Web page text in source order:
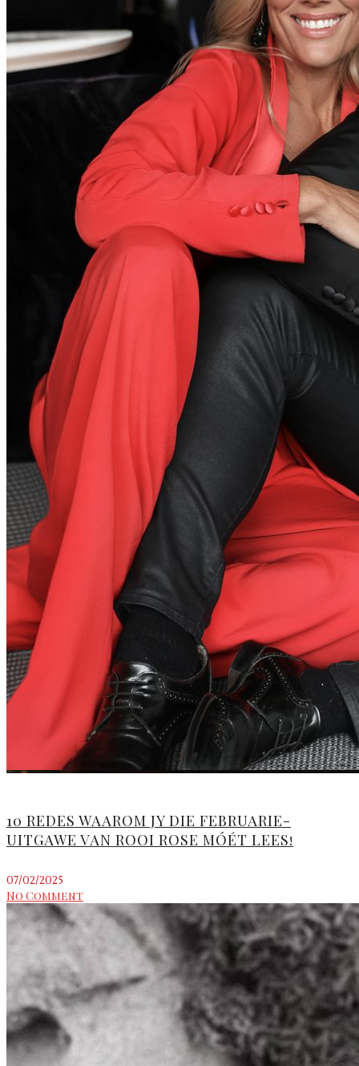
10 REDES WAAROM JY DIE FEBRUARIE-
UITGAWE VAN ROOI ROSE MÓÉT LEES!
07/02/2025
No Comment